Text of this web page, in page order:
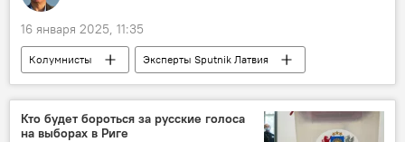
16 января 2025, 11:35
Колумнисты
Эксперты Sputnik Латвия
НАТО
Россия
Балтийское море
безопасность
Кто будет бороться за русские голоса
на выборах в Риге